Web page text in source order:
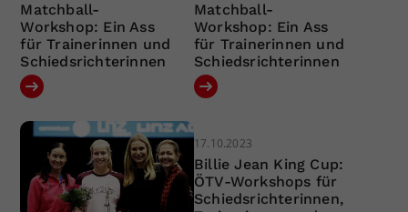
Matchball-
Workshop: Ein Ass
für Trainerinnen und
Schiedsrichterinnen
Matchball-
Workshop: Ein Ass
für Trainerinnen und
Schiedsrichterinnen
17.10.2023
Billie Jean King Cup:
ÖTV-Workshops für
Schiedsrichterinnen,